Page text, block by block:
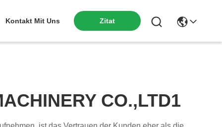
Kontakt Mit Uns Zitat
CO.,LTD1